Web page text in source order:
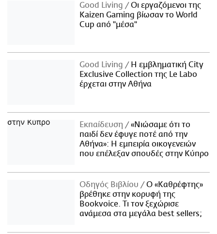
Good Living
Οι εργαζόμενοι της
Kaizen Gaming βίωσαν το World
Cup από "μέσα"
Good Living
Η εμβληματική City
Exclusive Collection της Le Labo
έρχεται στην Αθήνα
Εκπαίδευση
«Νιώσαμε ότι το
παιδί δεν έφυγε ποτέ από την
Αθήνα»: Η εμπειρία οικογενειών
που επέλεξαν σπουδές στην Κύπρο
Οδηγός Βιβλίου
Ο «Καθρέφτης»
βρέθηκε στην κορυφή της
Bookvoice. Τι τον ξεχώρισε
ανάμεσα στα μεγάλα best sellers;